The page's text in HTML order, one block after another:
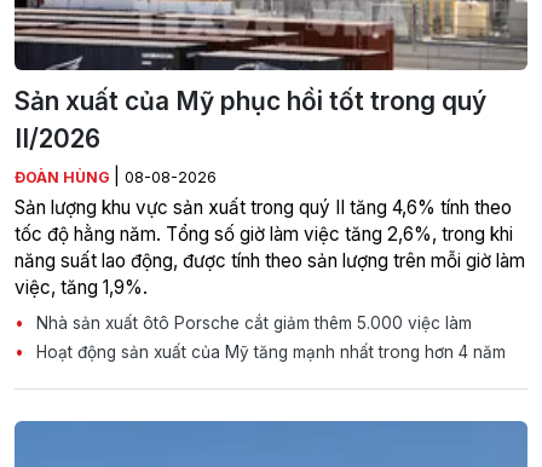
Sản xuất của Mỹ phục hồi tốt trong quý
II/2026
ĐOÀN HÙNG 08-08-2026
Sản lượng khu vực sản xuất trong quý II tăng 4,6% tính theo
tốc độ hằng năm. Tổng số giờ làm việc tăng 2,6%, trong khi
năng suất lao động, được tính theo sản lượng trên mỗi giờ làm
việc, tăng 1,9%.
Nhà sản xuất ôtô Porsche cắt giảm thêm 5.000 việc làm
Hoạt động sản xuất của Mỹ tăng mạnh nhất trong hơn 4 năm